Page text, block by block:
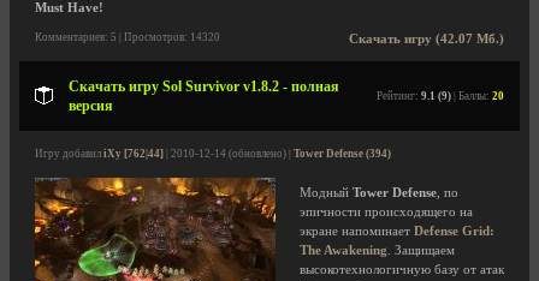
Must Have!
Скачать игру (42.07 Мб.)
Комментариев: 5 | Просмотров: 14320
Скачать игру Sol Survivor v1.8.2 - полная
версия
Рейтинг: 9.1 (9) | Баллы: 20
Игру добавил iXy [762|44] | 2010-12-14 (обновлено) | Tower Defense (394)
Модный Tower Defense , по
эпичности происходящего на
экране напоминает Defense Grid:
The Awakening . Защищаем
высокотехнологичную базу от атак